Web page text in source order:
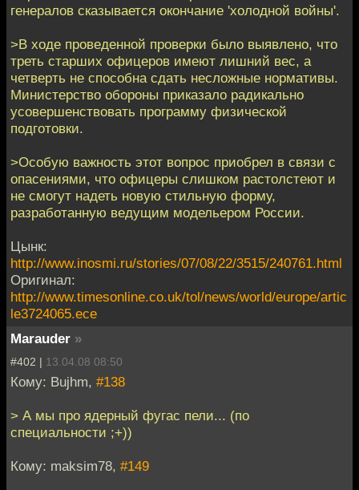
генералов сказывается окончание 'холодной войны'.
>В ходе проведенной проверки было выявлено, что
треть старших офицеров имеют лишний вес, а
четверть не способна сдать несложные нормативы.
Министерство обороны приказало радикально
усовершенствовать программу физической
подготовки.
>Особую важность этот вопрос приобрел в связи с
опасениями, что офицеры слишком растолстеют и
не смогут надеть новую стильную форму,
разработанную ведущим модельером России.
Цынк:
http://www.inosmi.ru/stories/07/08/22/3515/240761.html
Оригинал:
http://www.timesonline.co.uk/tol/news/world/europe/artic
le3724065.ece
Marauder »
#402 | 13.04.08 08:50
Кому: Bujhm, #138
> А мы про ядерный фугас пели... (по
специальности ;+))
Кому: maksim78, #149